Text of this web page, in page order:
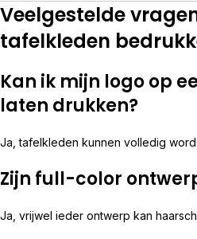
Veelgestelde
tafelkleden
Kan ik mijn logo op
laten drukken?
Ja, tafelkleden kunnen volledig
Zijn full-color
Ja, vrijwel ieder ontwerp kan